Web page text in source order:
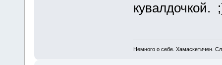
кувалдочкой.
Немного о себе. Хамаскетичен.